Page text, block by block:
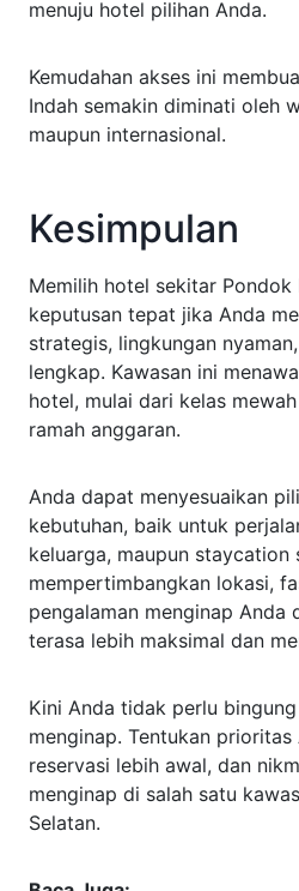
menuju hotel pilihan Anda.
Kemudahan akses ini
Indah semakin diminati oleh
maupun internasional.
Kesimpulan
Memilih hotel sekitar Pondok
keputusan tepat jika Anda
strategis, lingkungan
lengkap. Kawasan ini
hotel, mulai dari kelas
ramah anggaran.
Anda dapat menyesuaikan
kebutuhan, baik untuk
keluarga, maupun staycation
mempertimbangkan lokasi,
pengalaman menginap Anda
terasa lebih maksimal dan
Kini Anda tidak perlu
menginap. Tentukan prioritas
reservasi lebih awal, dan
menginap di salah satu
Selatan.